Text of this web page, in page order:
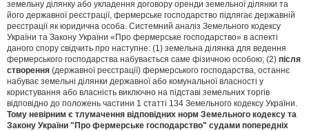
земельну ділянку або укладення договору оренди земельної ділянки та
його державної реєстрації, фермерське господарство підлягає державній
реєстрації як юридична особа. Системний аналіз Земельного кодексу
України та Закону України «Про фермерське господарство» в аспекті
даного спору свідчить про наступне: (1) земельна ділянка для ведення
фермерського господарства набувається саме фізичною особою; (2) після
створення (державної реєстрації) фермерського господарства, останнє
набуває земельні ділянки державної або комунальної власності у
користування або власність виключно на підставі земельних торгів
відповідно до положень частини 1 статті 134 Земельного кодексу України.
Тому невірним є тлумачення відповідних норм Земельного кодексу та
Закону України "Про фермерське господарство" судами попередніх